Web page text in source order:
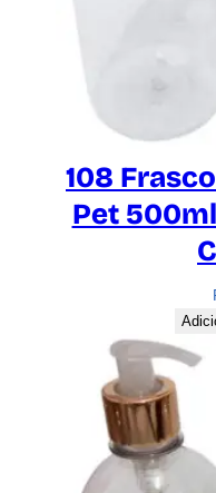
108
Pet